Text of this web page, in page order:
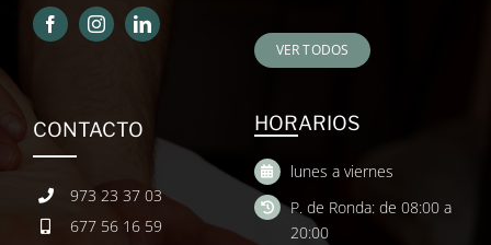
VER TODOS
CONTACTO
973 23 37 03
677 56 16 59
HORARIOS
lunes a viernes
P. de Ronda: de 08:00 a
20:00